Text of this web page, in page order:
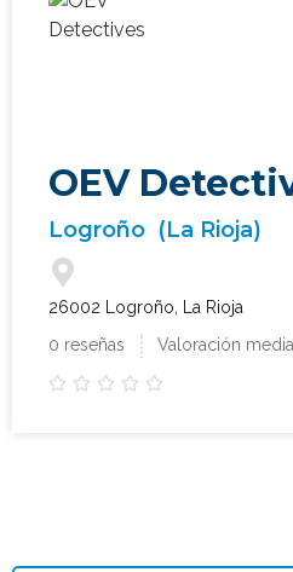
OEV
Logroño (La Rioja)
26002 Logroño, La Rioja
0 reseñas
Valoración
    